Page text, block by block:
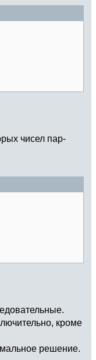
чисел пар-
кроме
решение.